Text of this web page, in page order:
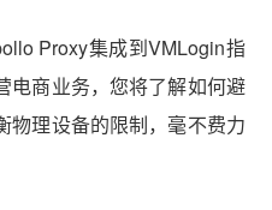
Proxy集成到VMLogin指
电商业务，您将了解如何避
物理设备的限制，毫不费力